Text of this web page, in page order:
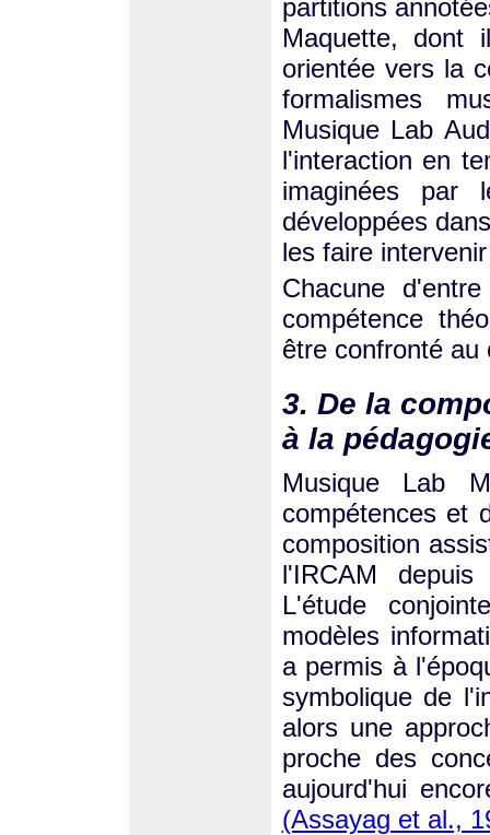
partitions
Maquette, dont
orientée vers la
formalismes
Musique Lab
l'interaction en
imaginées par
développées
les faire
Chacune
compétence
être confronté au
3. De la
à la
Musique Lab
compétences et
composition
l'IRCAM
L'étude
modèles
a permis à
symbolique de
alors une
proche des
aujourd'hui
(Assayag et al.,